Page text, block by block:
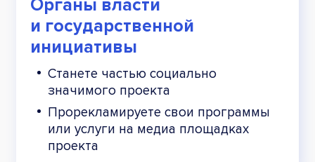
Органы власти
и государственной
инициативы
Станете частью социально
значимого проекта
Прорекламируете свои программы
или услуги на медиа площадках
проекта